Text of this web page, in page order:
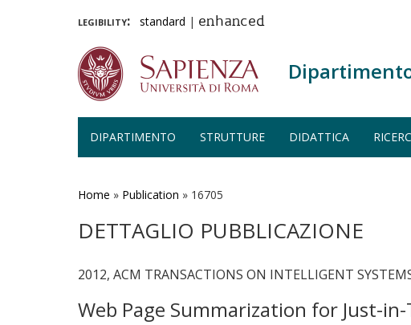
legibility: standard | enhanced
DIPARTIMENTO STRUTTURE DIDATTICA
Home » Publication » 16705
DETTAGLIO PUBBLICAZIONE
2012, ACM TRANSACTIONS ON INTELLIGENT
Web Page Summarization for Just-